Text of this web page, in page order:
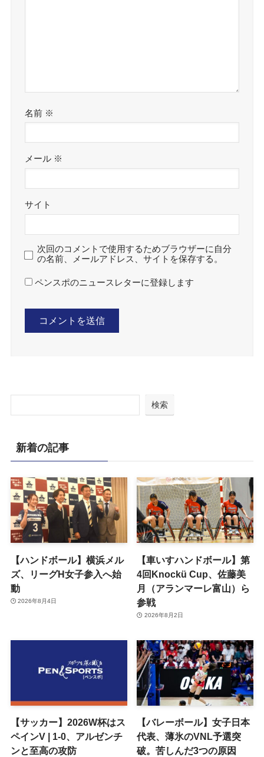
名前 ※
メール ※
サイト
次回のコメントで使用するためブラウザーに自分
の名前、メールアドレス、サイトを保存する。
ペンスポのニュースレターに登録します
検索
新着の記事
【ハンドボール】横浜メル
ズ、リーグH女子参入へ始
動
2026年8月4日
【車いすハンドボール】第
4回Knockü Cup、佐藤美
月（アランマーレ富山）ら
参戦
2026年8月2日
【サッカー】2026W杯はス
ペインV | 1-0、アルゼンチ
ンと至高の攻防
【バレーボール】女子日本
代表、薄氷のVNL予選突
破。苦しんだ3つの原因